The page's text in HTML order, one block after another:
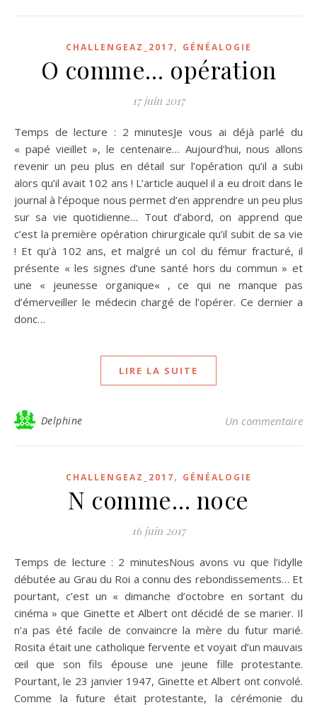
CHALLENGEAZ_2017, GÉNÉALOGIE
O comme… opération
17 juin 2017
Temps de lecture : 2 minutesJe vous ai déjà parlé du
« papé vieillet », le centenaire… Aujourd’hui, nous allons
revenir un peu plus en détail sur l’opération qu’il a subi
alors qu’il avait 102 ans ! L’article auquel il a eu droit dans le
journal à l’époque nous permet d’en apprendre un peu plus
sur sa vie quotidienne… Tout d’abord, on apprend que
c’est la première opération chirurgicale qu’il subit de sa vie
! Et qu’à 102 ans, et malgré un col du fémur fracturé, il
présente « les signes d’une santé hors du commun » et
une « jeunesse organique« , ce qui ne manque pas
d’émerveiller le médecin chargé de l’opérer. Ce dernier a
donc…
LIRE LA SUITE
Delphine Un commentaire
CHALLENGEAZ_2017, GÉNÉALOGIE
N comme… noce
16 juin 2017
Temps de lecture : 2 minutesNous avons vu que l’idylle
débutée au Grau du Roi a connu des rebondissements… Et
pourtant, c’est un « dimanche d’octobre en sortant du
cinéma » que Ginette et Albert ont décidé de se marier. Il
n’a pas été facile de convaincre la mère du futur marié.
Rosita était une catholique fervente et voyait d’un mauvais
œil que son fils épouse une jeune fille protestante.
Pourtant, le 23 janvier 1947, Ginette et Albert ont convolé.
Comme la future était protestante, la cérémonie du